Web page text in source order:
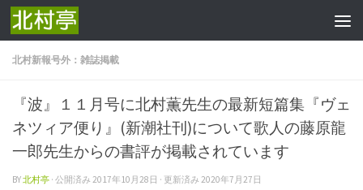
コンテンツへスキップ
北村新報号外：雑誌掲載
『波』１１月号に北村薫先生の最新短篇集『ヴェ
ネツィア便り』(新潮社刊)について歌人の藤原龍
一郎先生からの書評が掲載されています
BY北村亭 · 公開済み 2017年10月28日 · 更新済み 2020年7月27日